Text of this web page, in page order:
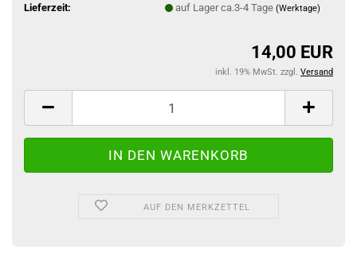
Lieferzeit:
auf Lager ca.3-4 Tage (Werktage)
14,00 EUR
inkl. 19% MwSt. zzgl. Versand
AUF DEN MERKZETTEL